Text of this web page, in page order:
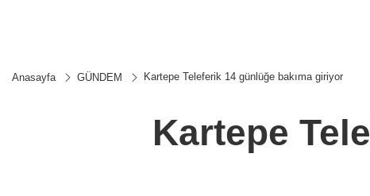
Anasayfa GÜNDEM Kartepe Teleferik 14 günlüğe bakıma giriyor
Kartepe